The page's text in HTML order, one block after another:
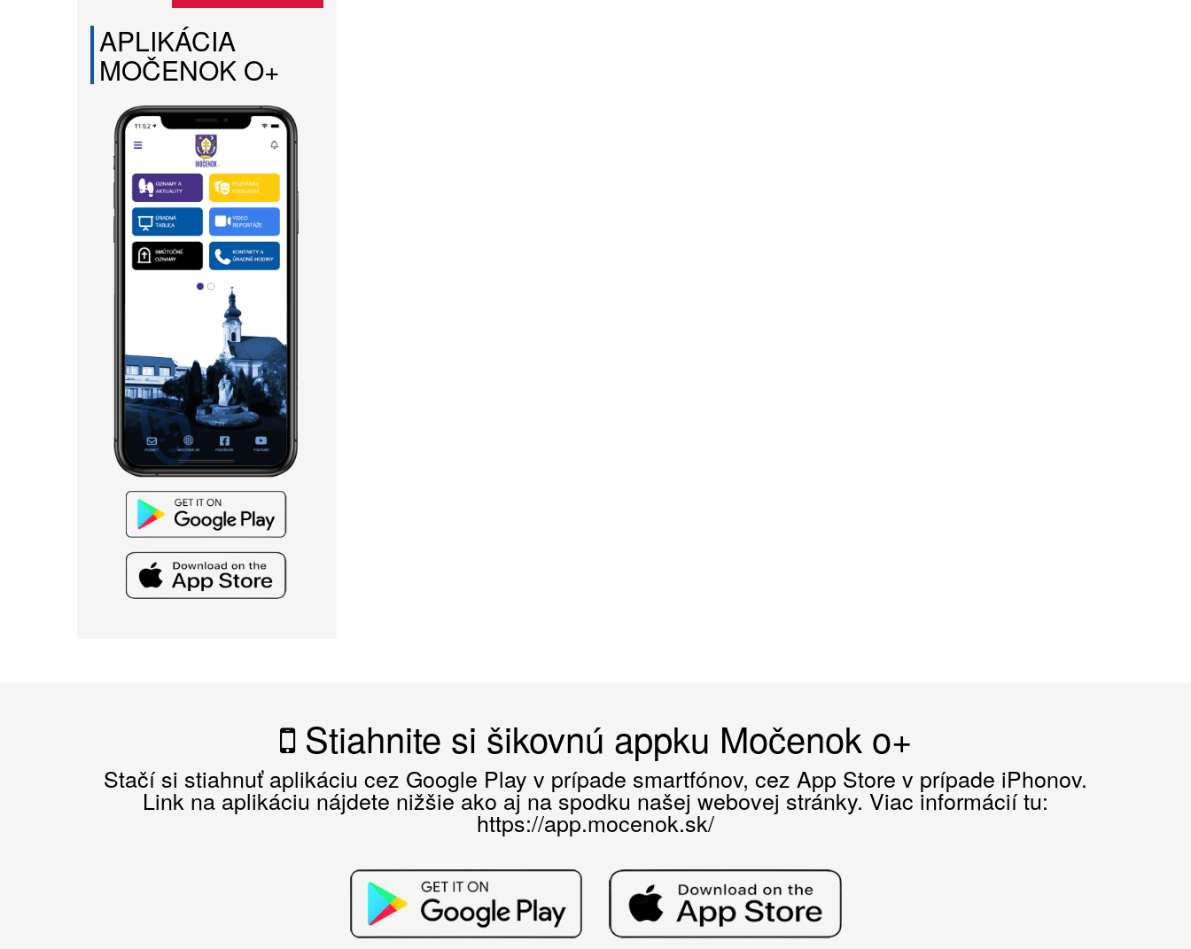
APLIKÁCIA
MOČENOK O+
Stiahnite si šikovnú appku Močenok o+
Stačí si stiahnuť aplikáciu cez Google Play v prípade smartfónov, cez App Store v prípade iPhonov.
Link na aplikáciu nájdete nižšie ako aj na spodku našej webovej stránky. Viac informácií tu:
https://app.mocenok.sk/